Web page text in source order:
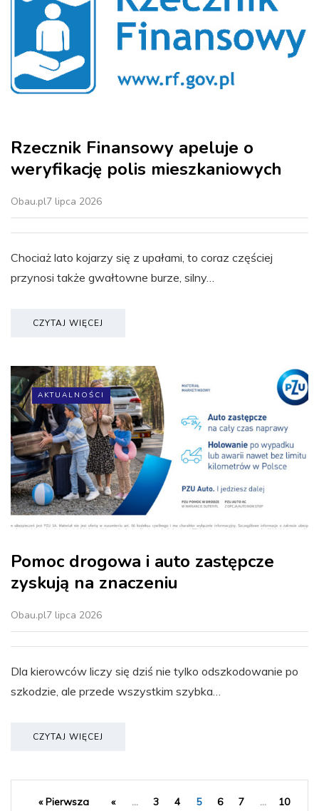
Rzecznik Finansowy apeluje o
weryfikację polis mieszkaniowych
Obau.pl7 lipca 2026
Chociaż lato kojarzy się z upałami, to coraz częściej
przynosi także gwałtowne burze, silny…
CZYTAJ WIĘCEJ
AKTUALNOŚCI
Pomoc drogowa i auto zastępcze
zyskują na znaczeniu
Obau.pl7 lipca 2026
Dla kierowców liczy się dziś nie tylko odszkodowanie po
szkodzie, ale przede wszystkim szybka…
CZYTAJ WIĘCEJ
« Pierwsza « ... 3 4 5 6 7 ...
10